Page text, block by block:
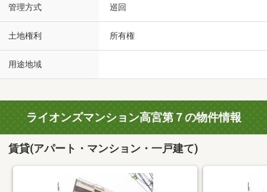
管理方式 巡回
土地権利 所有権
用途地域
ライオンズマンション高宮第７の物件情報
賃貸(アパート・マンション・一戸建て)